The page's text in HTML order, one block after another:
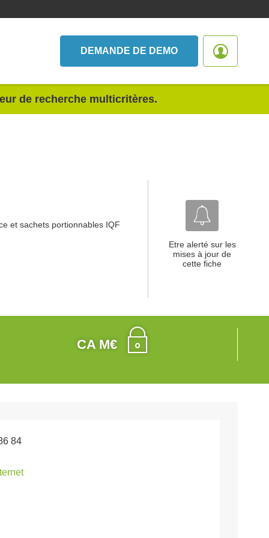
DEMANDE DE DEMO
de recherche multicritères.
et sachets portionnables IQF
Etre alerté sur les
mises à jour de
cette fiche
CA M€
84